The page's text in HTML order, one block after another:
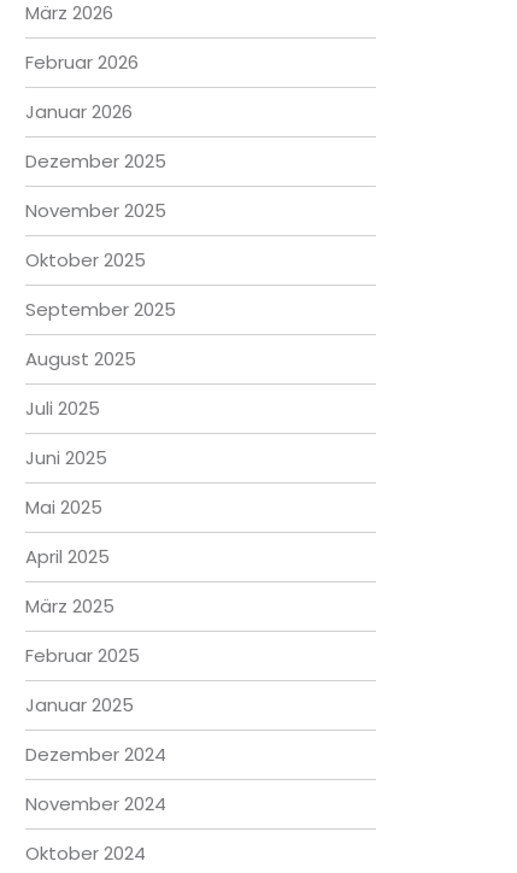
März 2026
Februar 2026
Januar 2026
Dezember 2025
November 2025
Oktober 2025
September 2025
August 2025
Juli 2025
Juni 2025
Mai 2025
April 2025
März 2025
Februar 2025
Januar 2025
Dezember 2024
November 2024
Oktober 2024